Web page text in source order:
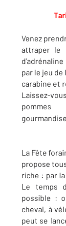
Venez
attraper le
par le jeu de
carabine et
Laissez-
pommes
La Fête
propose
riche : par
Le temps
possible :
cheval, à
peut se